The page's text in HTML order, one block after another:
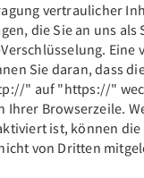
vertraulicher
die Sie an uns
Eine
Sie daran, dass
" auf "https://"
Ihrer Browserzeile.
ist, können die
von Dritten